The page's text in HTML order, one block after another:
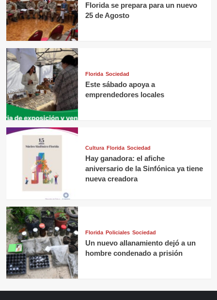
Florida se prepara para un nuevo
25 de Agosto
Florida Sociedad
Este sábado apoya a
emprendedores locales
Cultura Florida Sociedad
Hay ganadora: el afiche
aniversario de la Sinfónica ya tiene
nueva creadora
Florida Policiales Sociedad
Un nuevo allanamiento dejó a un
hombre condenado a prisión